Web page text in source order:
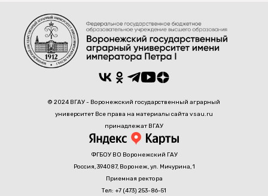
© 2024 ВГАУ - Воронежский государственный аграрный
университет Все права на материалы сайта vsau.ru
принадлежат ВГАУ
ФГБОУ ВО Воронежский ГАУ
Россия, 394087, Воронеж, ул. Мичурина, 1
Приемная ректора
Тел: +7 (473) 253-86-51